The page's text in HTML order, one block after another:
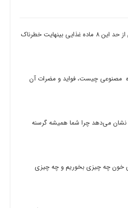
مصرف بیش از حد این 8 ماده غذایی بینهایت خطرناک
مصنوعی چیست، فواید و مضرات آن
نشان می‌دهد چرا شما همیشه گرسنه
خون چه چیزی بخوریم و چه چیزی